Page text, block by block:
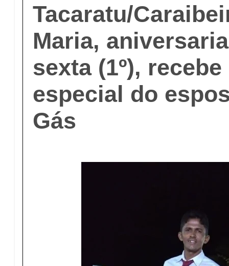
Tacaratu/
Maria,
sexta (1º),
especial do
Gás